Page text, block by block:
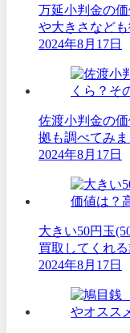
万延小判金の
や大きさなど
2024年8月17日
佐渡小判金の
拠も調べてみま
2024年8月17日
大きい50円玉
買取してくれ
2024年8月17日